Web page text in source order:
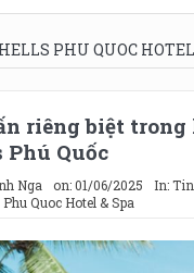
PHU QUOC
riêng biệt
Phú Quốc
Nga on:01/06/2025 In:
Quoc Hotel & Spa